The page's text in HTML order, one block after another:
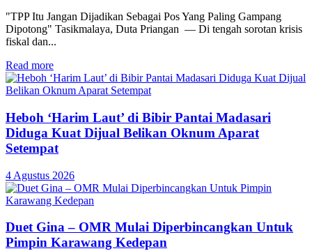
"TPP Itu Jangan Dijadikan Sebagai Pos Yang Paling Gampang
Dipotong" Tasikmalaya, Duta Priangan — Di tengah sorotan krisis
fiskal dan...
Read more
Heboh ‘Harim Laut’ di Bibir Pantai Madasari
Diduga Kuat Dijual Belikan Oknum Aparat
Setempat
4 Agustus 2026
Duet Gina – OMR Mulai Diperbincangkan Untuk
Pimpin Karawang Kedepan